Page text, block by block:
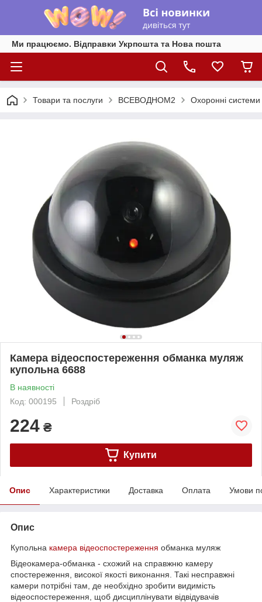
Ми працюємо. Відправки Укрпошта та Нова пошта
Товари та послуги ВСЕВОДНОМ2 Охоронні системи
Камера відеоспостереження обманка муляж
купольна 6688
В наявності
Код: 000195
Роздріб
224 ₴
Купити
Опис Характеристики Доставка Оплата Умови
Опис
Купольна камера відеоспостереження обманка муляж
Відеокамера-обманка - схожий на справжню камеру
спостереження, високої якості виконання. Такі несправжні
камери потрібні там, де необхідно зробити видимість
відеоспостереження, щоб дисциплінувати відвідувачів